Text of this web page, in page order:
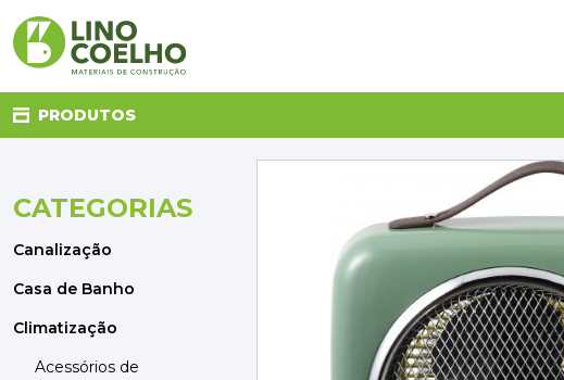
PRODUTOS
CANALIZAÇÃO
CLIMATIZAÇÃO
COZINHA
ELETRICIDADE
FERRAGENS
CATEGORIAS
Canalização
Casa de Banho
Climatização
Acessórios de